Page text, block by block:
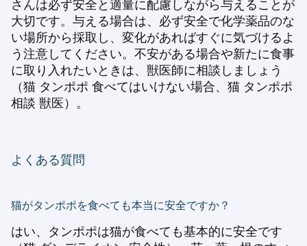
さんは必ず安全と適量に配慮しながら与えることが
大切です。与える場合は、必ず安全で化学薬品のな
い場所から採取し、変化があればすぐに気づけるよ
う注意してください。不安がある場合や新たに食事
に取り入れたいときは、獣医師に相談しましょう
（猫 タンポポ 食べてはいけない場合、猫 タンポポ
相談 獣医）。
よくある質問
猫がタンポポを食べても本当に安全ですか？
はい、タンポポは猫が食べても基本的に安全です